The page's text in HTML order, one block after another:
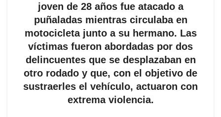
joven de 28 años fue atacado a
puñaladas mientras circulaba en
motocicleta junto a su hermano. Las
víctimas fueron abordadas por dos
delincuentes que se desplazaban en
otro rodado y que, con el objetivo de
sustraerles el vehículo, actuaron con
extrema violencia.